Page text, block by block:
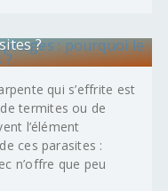
?
qui s’effrite est
termites ou de
l’élément
ces parasites :
n’offre que peu